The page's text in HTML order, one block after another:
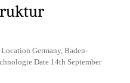
Germany, Baden-
Date 14th September